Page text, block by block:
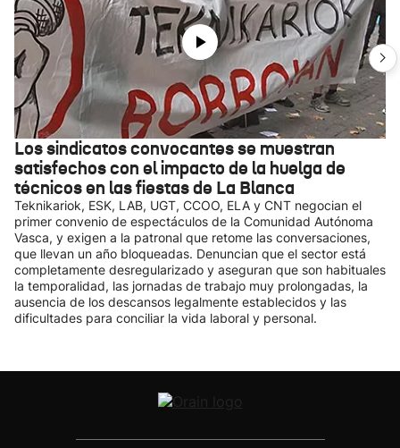
Los sindicatos convocantes se muestran
satisfechos con el impacto de la huelga de
técnicos en las fiestas de La Blanca
Teknikariok, ESK, LAB, UGT, CCOO, ELA y CNT negocian el
primer convenio de espectáculos de la Comunidad Autónoma
Vasca, y exigen a la patronal que retome las conversaciones,
que llevan un año bloqueadas. Denuncian que el sector está
completamente desregularizado y aseguran que son habituales
la temporalidad, las jornadas de trabajo muy prolongadas, la
ausencia de los descansos legalmente establecidos y las
dificultades para conciliar la vida laboral y personal.